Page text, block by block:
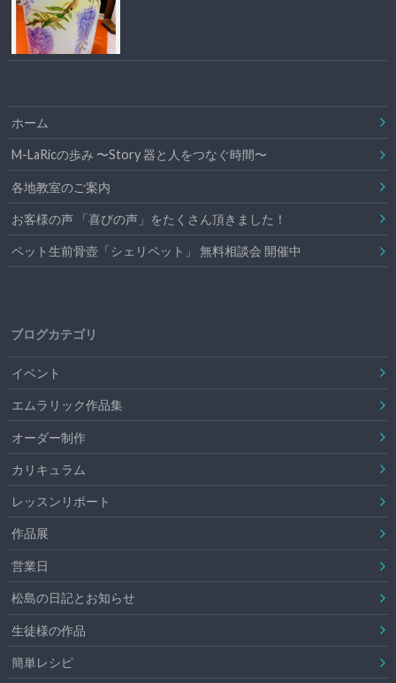
ホーム
M-LaRicの歩み 〜Story 器と人をつなぐ時間〜
各地教室のご案内
お客様の声 「喜びの声」をたくさん頂きました！
ペット生前骨壺「シェリペット」 無料相談会 開催中
ブログカテゴリ
イベント
エムラリック作品集
オーダー制作
カリキュラム
レッスンリポート
作品展
営業日
松島の日記とお知らせ
生徒様の作品
簡単レシピ